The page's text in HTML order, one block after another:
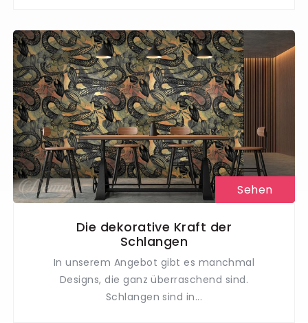
Sehen
Die dekorative Kraft der
Schlangen
In unserem Angebot gibt es manchmal
Designs, die ganz überraschend sind.
Schlangen sind in...